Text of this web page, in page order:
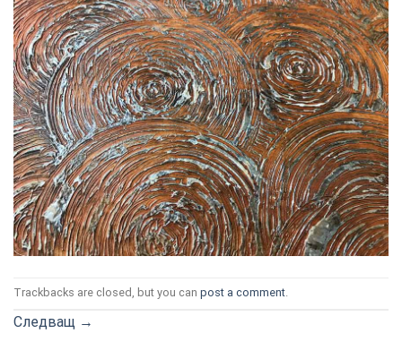
Trackbacks are closed, but you can post a comment.
Следващ →
× ТОЗИ
ИЗПОЛЗВА